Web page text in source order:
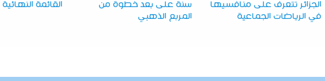
الجزائر تتعرف على منافسيها
في الرياضات الجماعية
سنة على بعد خطوة من
المربع الذهبي
القائمة